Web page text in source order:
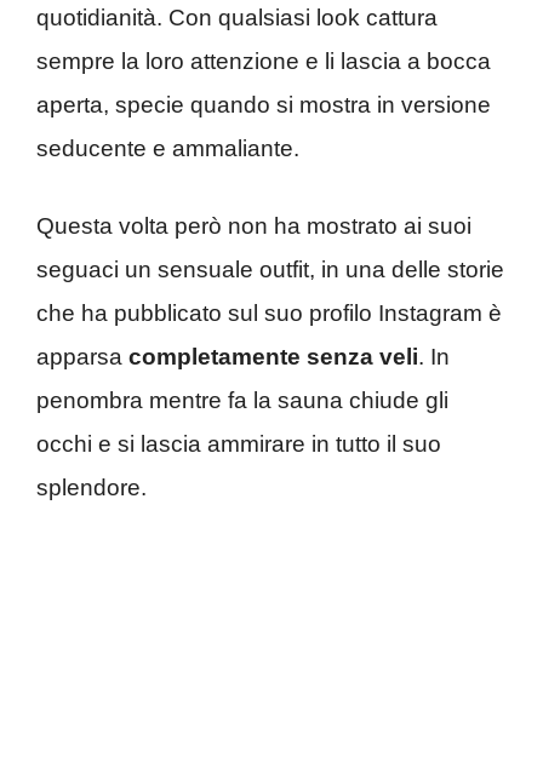
quotidianità. Con qualsiasi look cattura
sempre la loro attenzione e li lascia a bocca
aperta, specie quando si mostra in versione
seducente e ammaliante.
Questa volta però non ha mostrato ai suoi
seguaci un sensuale outfit, in una delle storie
che ha pubblicato sul suo profilo Instagram è
apparsa completamente senza veli. In
penombra mentre fa la sauna chiude gli
occhi e si lascia ammirare in tutto il suo
splendore.